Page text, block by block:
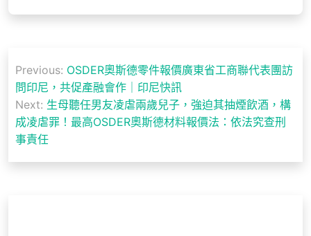
章
導
覽
Previous: OSDER奧斯德零件報價廣東省工商聯代表團訪
問印尼，共促產融會作｜印尼快訊
Next: 生母聽任男友凌虐兩歲兒子，強迫其抽煙飲酒，構
成凌虐罪！最高OSDER奧斯德材料報價法：依法究查刑
事責任